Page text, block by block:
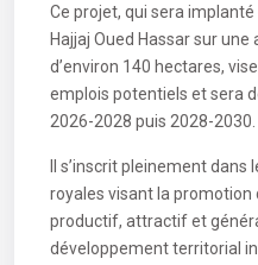
Ce projet, qui sera
Hajjaj Oued Hassar sur
d’environ 140 hectares,
emplois potentiels et sera
2026-2028 puis 2028-2030.
Il s’inscrit pleinement
royales visant la promotion
productif, attractif et
développement territorial